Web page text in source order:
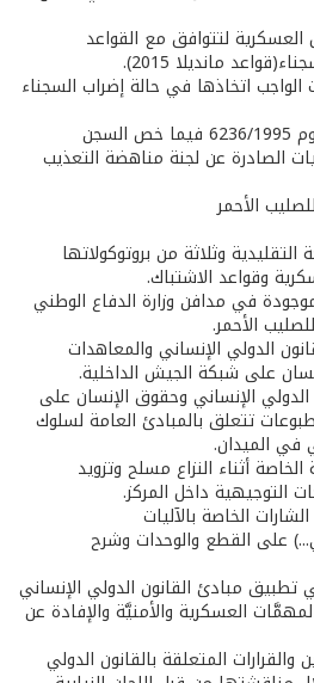
لتتوافق مع القواعد
مانديلا 2015).
الواجب اتخاذها في حالة إضراب السجناء
المساهمة في تعديل المرسوم 6236/1995 فيما خص السجن
الصادرة عن لجنة مناهضة التعذيب
الأحمر
وثلاثة من بروتوكولاتها
في مدافن وزارة الدفاع الوطني
الأحمر.
الدولي الإنساني والمعاهدات
على شبكة الجيش الداخلية.
الإنساني وحقوق الإنسان على
تتعلق بالمبادئ العامة لسلوك
في الميدان.
أثناء النزاع مسلح وتزويد
التوجيهية داخل المركز.
الخاصة بالآليات
على القطع والوحدات وشرح
مبادئ القانون الدولي الإنساني
العسكرية والأمنيَّة والإفادة عن
والقرارات المتعلقة بالقانون الدولي